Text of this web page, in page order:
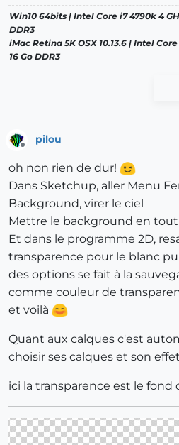
Win10 64bits | Intel Core i7 4790k 4
DDR3
iMac Retina 5K OSX 10.13.6 | Intel
16 Go DDR3
Offline
pilou
oh non rien de dur!
Dans Sketchup, aller Menu
Background, virer le ciel
Mettre le background en
Et dans le programme 2D,
transparence pour le blanc
des options se fait à la
comme couleur de
et voilà
Quant aux calques c'est
choisir ses calques et son effet
ici la transparence est le fond